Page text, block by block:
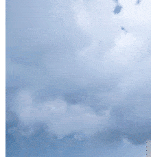
Volver a la tienda